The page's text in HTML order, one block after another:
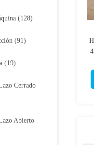
(128)
(91)
(19)
Cerrado
Abierto